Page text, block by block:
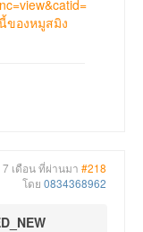
ของหมูสมิง
7 เดือน ที่ผ่านมา #218
โดย 0834368962